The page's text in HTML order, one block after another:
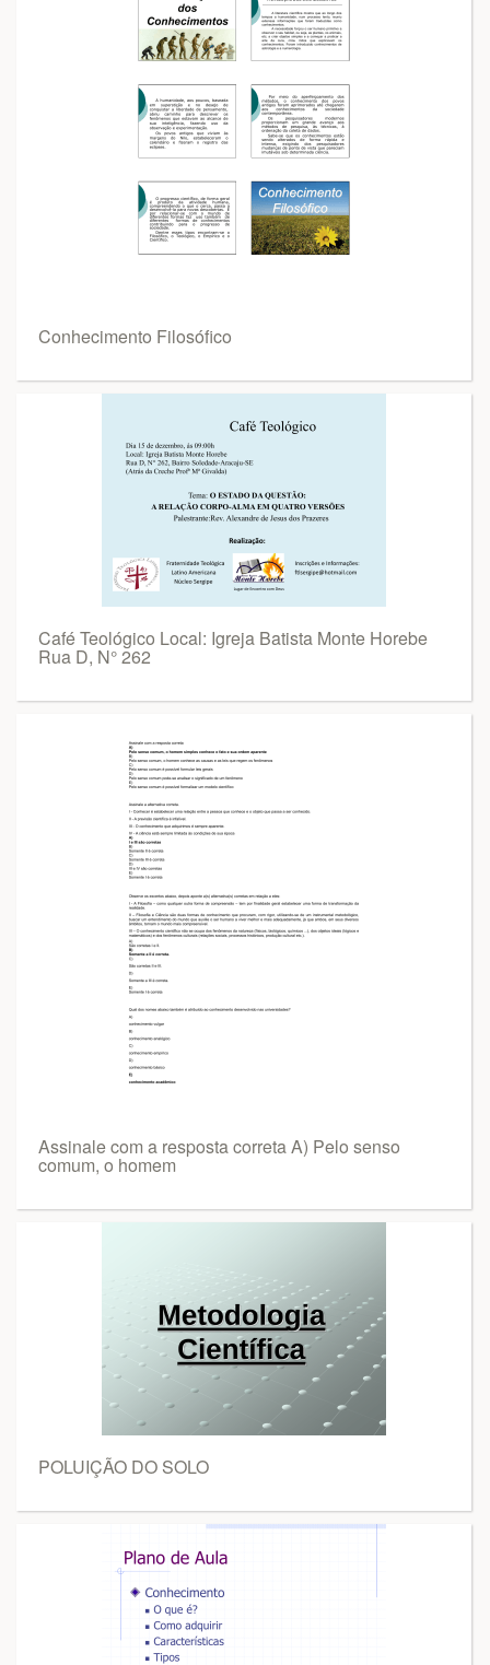
Conhecimento Filosófico
Café Teológico Local: Igreja Batista Monte Horebe
Rua D, N° 262
Assinale com a resposta correta A) Pelo senso
comum, o homem
POLUIÇÃO DO SOLO